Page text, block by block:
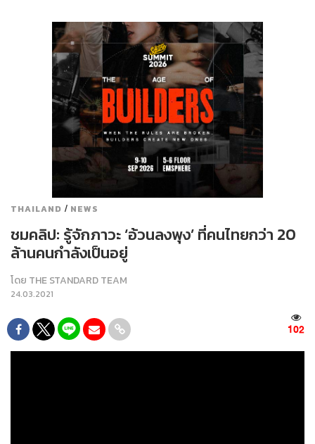
THAILAND / NEWS
ชมคลิป: รู้จักภาวะ ‘อ้วนลงพุง’ ที่คนไทยกว่า 20
ล้านคนกำลังเป็นอยู่
โดย THE STANDARD TEAM
24.03.2021
102